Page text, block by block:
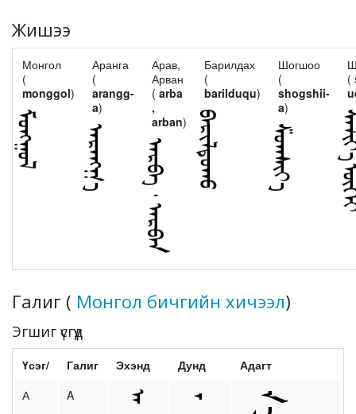
Жишээ
Монгол
(
monggol)
Аранга
(
arangg-
a)
Арав,
Арван
( arba
,
arban)
Барилдах
(
barilduqu)
Шогшоо
(
shogshii-
a)
(
Галиг ( Монгол бичгийн хичээл)
Эгшиг үсгүүд
Үсэг/ Галиг Эхэнд Дунд
Адагт
А
A